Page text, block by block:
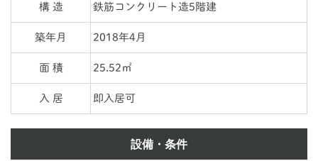
構 造 鉄筋コンクリート造5階建
築年月 2018年4月
面 積 25.52㎡
入 居 即入居可
設備・条件